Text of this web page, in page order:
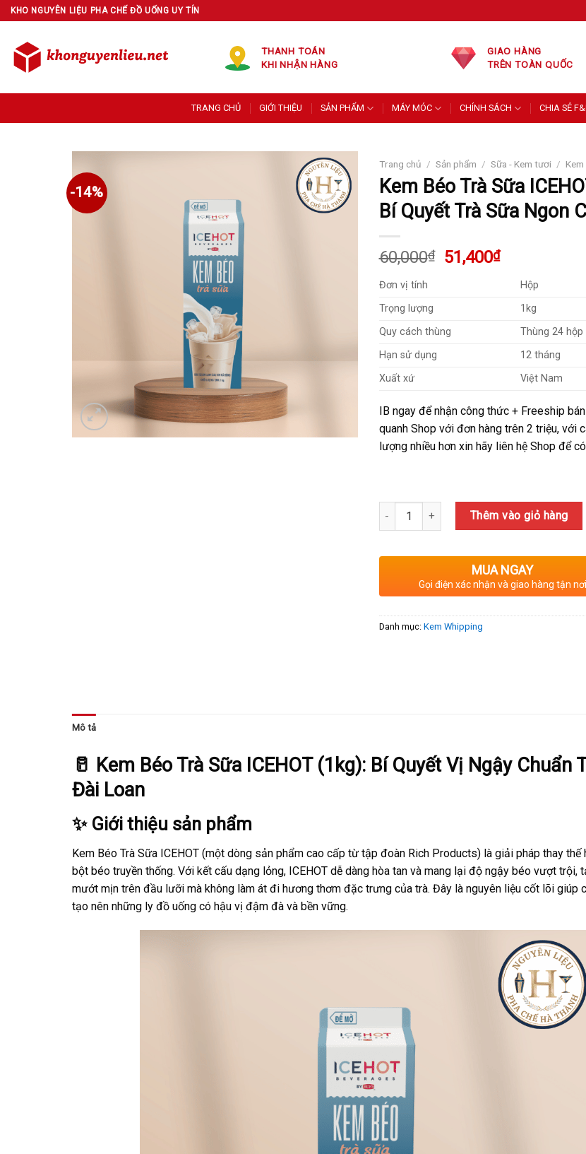
Skip
to
content
KHO NGUYÊN LIỆU PHA CHẾ ĐỒ UỐNG UY TÍN
THANH TOÁN
KHI NHẬN HÀNG
GIAO HÀNG
TRÊN TOÀN QUỐC
TRANG CHỦ GIỚI THIỆU SẢN PHẨM MÁY MÓC CHÍNH SÁCH CHIA SẺ
-14%
Trang chủ / Sản phẩm / Sữa - Kem tươi /
Kem Béo Trà Sữa
Bí Quyết Trà Sữa Ngon
60,000₫
Giá
51,400₫Giá
51,400₫.
Đơn vị tính
Hộp
Trọng lượng
1kg
Quy cách thùng
Thùng 24 hộp
Hạn sử dụng
12 tháng
Xuất xứ
Việt Nam
IB ngay để nhận công thức + Freeship
quanh Shop với đơn hàng trên 2 triệu, với
lượng nhiều hơn xin hãy liên hệ Shop để
Số lượng Thêm vào giỏ hàng
MUA NGAY
Gọi điện xác nhận và giao hàng tận nơi
Danh mục: Kem Whipping
Mô tả
🥛 Kem Béo Trà Sữa ICEHOT (1kg): Bí Quyết Vị Ngậy Chuẩn
Đài Loan
✨ Giới thiệu sản phẩm
Kem Béo Trà Sữa ICEHOT (một dòng sản phẩm cao cấp từ tập đoàn Rich Products) là giải pháp thay thế
bột béo truyền thống. Với kết cấu dạng lỏng, ICEHOT dễ dàng hòa tan và mang lại độ ngậy béo vượt trội,
mướt mịn trên đầu lưỡi mà không làm át đi hương thơm đặc trưng của trà. Đây là nguyên liệu cốt lõi giúp
tạo nên những ly đồ uống có hậu vị đậm đà và bền vững.